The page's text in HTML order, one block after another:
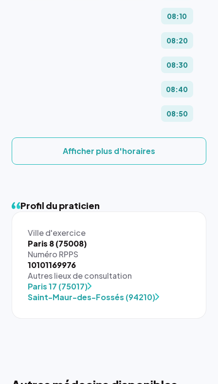
08:10
08:20
08:30
08:40
08:50
Afficher plus d'horaires
Profil du praticien
Ville d'exercice
Paris 8 (75008)
Numéro RPPS
10101169976
Autres lieux de consultation
Paris 17 (75017)
Saint-Maur-des-Fossés (94210)
{# 40×40
: la taille
rendue par
`.profile-